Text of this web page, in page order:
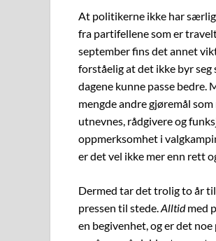
At politikerne ikke har særlig
fra partifellene som er
september fins det annet
forståelig at det ikke byr seg
dagene kunne passe bedre.
mengde andre gjøremål
utnevnes, rådgivere og
oppmerksomhet i
er det vel ikke mer enn rett
Dermed tar det trolig to år
pressen til stede.Alltidmed
en begivenhet, og er det